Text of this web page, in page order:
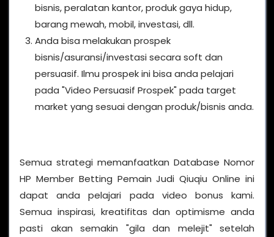
bisnis, peralatan kantor, produk gaya hidup,
barang mewah, mobil, investasi, dll.
Anda bisa melakukan prospek
bisnis/asuransi/investasi secara soft dan
persuasif. Ilmu prospek ini bisa anda pelajari
pada "Video Persuasif Prospek" pada target
market yang sesuai dengan produk/bisnis anda.
Semua strategi memanfaatkan Database Nomor
HP Member Betting Pemain Judi Qiuqiu Online ini
dapat anda pelajari pada video bonus kami.
Semua inspirasi, kreatifitas dan optimisme anda
pasti akan semakin "gila dan melejit" setelah